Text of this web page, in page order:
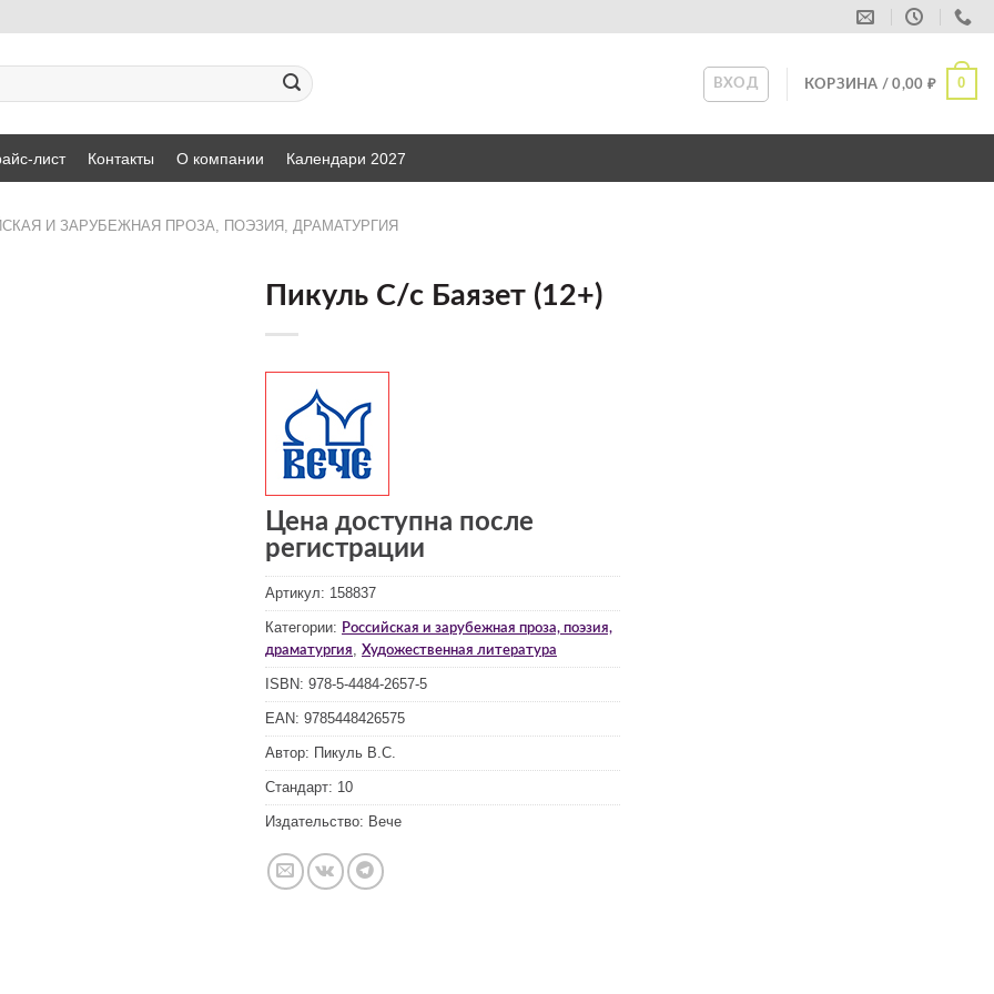
ВХОД КОРЗИНА /0,00 ₽ 0
лист Контакты О компании Календари 2027
И ЗАРУБЕЖНАЯ ПРОЗА, ПОЭЗИЯ, ДРАМАТУРГИЯ
Пикуль С/с Баязет (12+)
Цена доступна после
регистрации
Артикул: 158837
Категории: Российская и зарубежная проза, поэзия,
драматургия, Художественная литература
ISBN: 978-5-4484-2657-5
EAN: 9785448426575
Автор: Пикуль В.С.
Стандарт: 10
Издательство: Вече